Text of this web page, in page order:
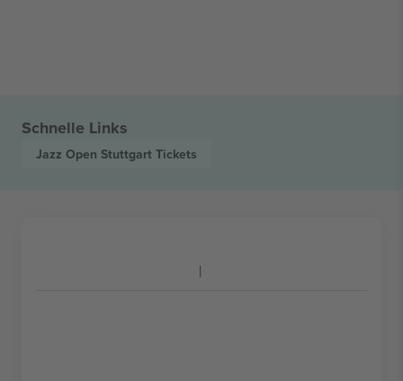
Schnelle Links
Jazz Open Stuttgart Tickets